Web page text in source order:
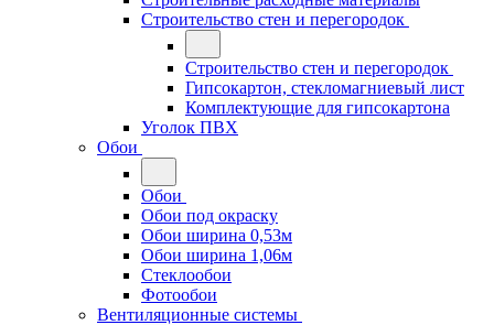
Строительство стен и перегородок
Строительство стен и перегородок
Гипсокартон, стекломагниевый лист
Комплектующие для гипсокартона
Уголок ПВХ
Обои
Обои
Обои под окраску
Обои ширина 0,53м
Обои ширина 1,06м
Стеклообои
Фотообои
Вентиляционные системы